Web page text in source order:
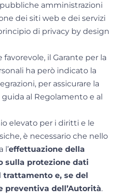
amministrazioni
dei siti web e dei servizi
di privacy by design
favorevole, il Garante per la
ha però indicato la
per assicurare la
al Regolamento e al
elevato per i diritti e le
è necessario che nello
l’effettuazione della
sulla protezione dati
e, se del
preventiva dell’Autorità.